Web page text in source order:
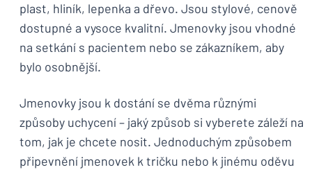
plast, hliník, lepenka a dřevo. Jsou stylové, cenově
dostupné a vysoce kvalitní. Jmenovky jsou vhodné
na setkání s pacientem nebo se zákazníkem, aby
bylo osobnější.
Jmenovky jsou k dostání se dvěma různými
způsoby uchycení – jaký způsob si vyberete záleží na
tom, jak je chcete nosit. Jednoduchým způsobem
připevnění jmenovek k tričku nebo k jinému oděvu